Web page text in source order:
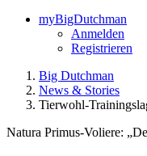
myBigDutchman
Anmelden
Registrieren
Big Dutchman
News & Stories
Tierwohl-
Natura Primus-Voliere: